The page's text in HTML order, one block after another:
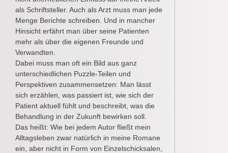
als Schriftsteller. Auch als Arzt muss man jede
Menge Berichte schreiben. Und in mancher
Hinsicht erfährt man über seine Patienten
mehr als über die eigenen Freunde und
Verwandten.
Dabei muss man oft ein Bild aus ganz
unterschiedlichen Puzzle-Teilen und
Perspektiven zusammensetzen: Man lässt
sich erzählen, was passiert ist, wie sich der
Patient aktuell fühlt und beschreibt, was die
Behandlung in der Zukunft bewirken soll.
Das heißt: Wie bei jedem Autor fließt mein
Alltagsleben zwar natürlich in meine Romane
ein, aber nicht in Form von Einzelschicksalen,